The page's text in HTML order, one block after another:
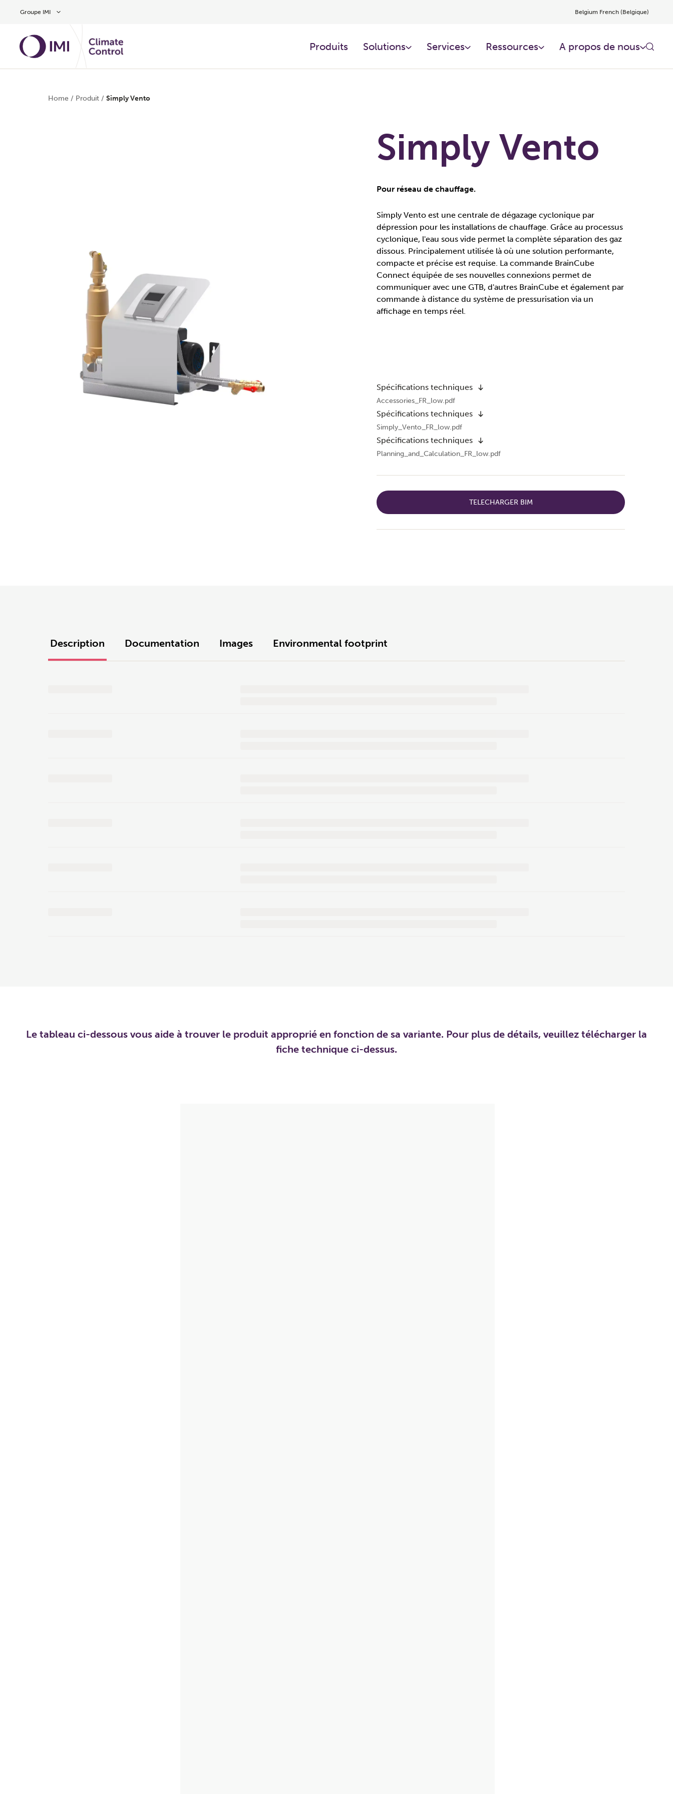
Groupe IMI Belgium French (Belgique)
Produits Solutions Services​ Ressources​ A propos de nous
Home / Produit / Simply Vento
Simply Vento
Pour réseau de chauffage.
Simply Vento est une centrale de dégazage cyclonique par
dépression pour les installations de chauffage. Grâce au processus
cyclonique, l'eau sous vide permet la complète séparation des gaz
dissous. Principalement utilisée là où une solution performante,
compacte et précise est requise. La commande BrainCube
Connect équipée de ses nouvelles connexions permet de
communiquer avec une GTB, d'autres BrainCube et également par
commande à distance du système de pressurisation via un
affichage en temps réel.
Spécifications techniques
Accessories_FR_low.pdf
Spécifications techniques
Simply_Vento_FR_low.pdf
Spécifications techniques
Planning_and_Calculation_FR_low.pdf
TELECHARGER BIM
Description Documentation Images Environmental footprint
Le tableau ci-dessous vous aide à trouver le produit approprié en fonction de sa variante. Pour plus de détails, veuillez télécharger la
fiche technique ci-dessus.